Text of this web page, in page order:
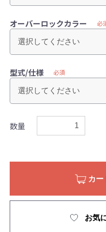
オーバーロックカラー 必
型式/仕様 必須
数量
カー
お気